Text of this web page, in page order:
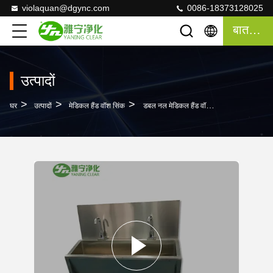
violaquan@dgync.com 0086-18373128025
बात करना
उत्पादों
घर > उत्पादों > मेडिकल हैंड वॉश सिंक > डबल नल मेडिकल हैंड वॉश सिंक, लैब पोर्टेबल एसएस हैंड वॉश सिंक